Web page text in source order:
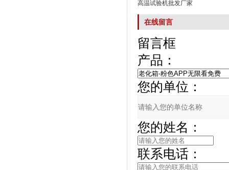
高温试验机批发厂家
在线留言
留言框
产品：
您的单位：
您的姓名：
联系电话：